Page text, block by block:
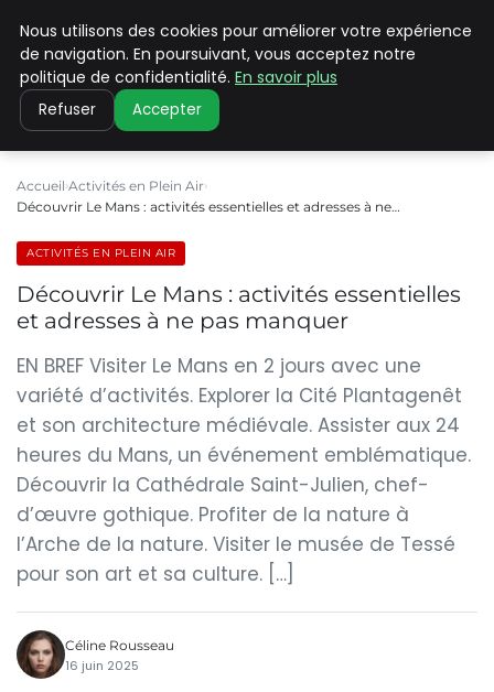
PILAT PATRIMOINES
Accueil Activités en Plein Air
Découvrir Le Mans : activités essentielles et adresses à ne…
ACTIVITÉS EN PLEIN AIR
Découvrir Le Mans : activités essentielles
et adresses à ne pas manquer
EN BREF Visiter Le Mans en 2 jours avec une
variété d’activités. Explorer la Cité Plantagenêt
et son architecture médiévale. Assister aux 24
heures du Mans, un événement emblématique.
Découvrir la Cathédrale Saint-Julien, chef-
d’œuvre gothique. Profiter de la nature à
l’Arche de la nature. Visiter le musée de Tessé
pour son art et sa culture. […]
Céline Rousseau
16 juin 2025
Nous utilisons des cookies pour améliorer votre expérience
de navigation. En poursuivant, vous acceptez notre
politique de confidentialité. En savoir plus
Refuser Accepter